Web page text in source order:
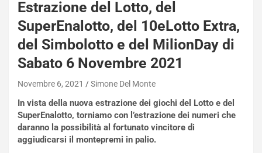
Estrazione del Lotto, del
SuperEnalotto, del 10eLotto Extra,
del Simbolotto e del MilionDay di
Sabato 6 Novembre 2021
Novembre 6, 2021 Simone Del Monte
In vista della nuova estrazione dei giochi del Lotto e del
SuperEnalotto, torniamo con l’estrazione dei numeri che
daranno la possibilità al fortunato vincitore di
aggiudicarsi il montepremi in palio.